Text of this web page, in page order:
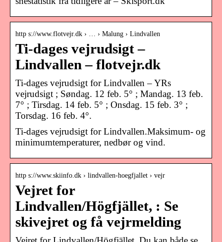
http s://www.flotvejr.dk › … › Malung › Lindvallen
Ti-dages vejrudsigt –
Lindvallen – flotvejr.dk
Ti-dages vejrudsigt for Lindvallen – YRs
vejrudsigt ; Søndag. 12 feb. 5° ; Mandag. 13 feb.
7° ; Tirsdag. 14 feb. 5° ; Onsdag. 15 feb. 3° ;
Torsdag. 16 feb. 4°.
Ti-dages vejrudsigt for Lindvallen.Maksimum- og
minimumtemperaturer, nedbør og vind.
http s://www.skiinfo.dk › lindvallen-hoegfjallet › vejr
Vejret for
Lindvallen/Högfjället, : Se
skivejret og få vejrmelding